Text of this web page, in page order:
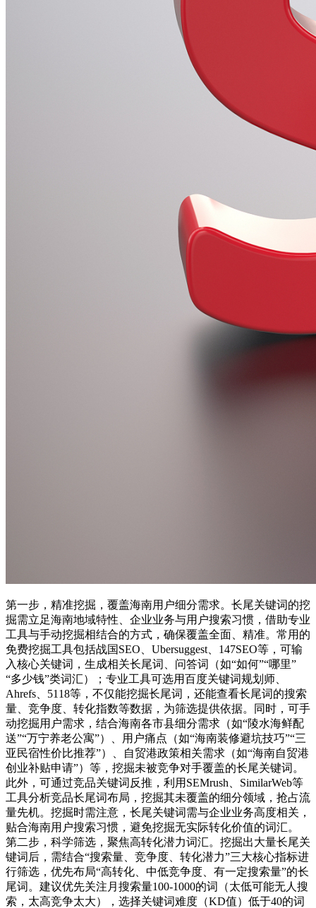
第一步，精准挖掘，覆盖海南用户细分需求。长尾关键词的挖
掘需立足海南地域特性、企业业务与用户搜索习惯，借助专业
工具与手动挖掘相结合的方式，确保覆盖全面、精准。常用的
免费挖掘工具包括战国SEO、Ubersuggest、147SEO等，可输
入核心关键词，生成相关长尾词、问答词（如“如何”“哪里”
“多少钱”类词汇）；专业工具可选用百度关键词规划师、
Ahrefs、5118等，不仅能挖掘长尾词，还能查看长尾词的搜索
量、竞争度、转化指数等数据，为筛选提供依据。同时，可手
动挖掘用户需求，结合海南各市县细分需求（如“陵水海鲜配
送”“万宁养老公寓”）、用户痛点（如“海南装修避坑技巧”“三
亚民宿性价比推荐”）、自贸港政策相关需求（如“海南自贸港
创业补贴申请”）等，挖掘未被竞争对手覆盖的长尾关键词。
此外，可通过竞品关键词反推，利用SEMrush、SimilarWeb等
工具分析竞品长尾词布局，挖掘其未覆盖的细分领域，抢占流
量先机。挖掘时需注意，长尾关键词需与企业业务高度相关，
贴合海南用户搜索习惯，避免挖掘无实际转化价值的词汇。
第二步，科学筛选，聚焦高转化潜力词汇。挖掘出大量长尾关
键词后，需结合“搜索量、竞争度、转化潜力”三大核心指标进
行筛选，优先布局“高转化、中低竞争度、有一定搜索量”的长
尾词。建议优先关注月搜索量100-1000的词（太低可能无人搜
索，太高竞争太大），选择关键词难度（KD值）低于40的词